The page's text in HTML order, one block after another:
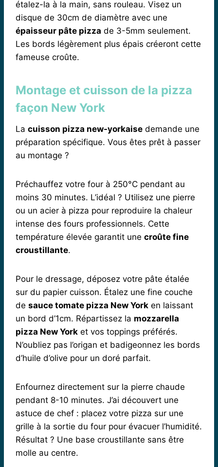
étalez-la à la main, sans rouleau. Visez un
disque de 30cm de diamètre avec une
épaisseur pâte pizza de 3-5mm seulement.
Les bords légèrement plus épais créeront cette
fameuse croûte.
Montage et cuisson de la pizza
façon New York
La cuisson pizza new-yorkaise demande une
préparation spécifique. Vous êtes prêt à passer
au montage ?
Préchauffez votre four à 250°C pendant au
moins 30 minutes. L’idéal ? Utilisez une pierre
ou un acier à pizza pour reproduire la chaleur
intense des fours professionnels. Cette
température élevée garantit une croûte fine
croustillante.
Pour le dressage, déposez votre pâte étalée
sur du papier cuisson. Étalez une fine couche
de sauce tomate pizza New York en laissant
un bord d’1cm. Répartissez la mozzarella
pizza New York et vos toppings préférés.
N’oubliez pas l’origan et badigeonnez les bords
d’huile d’olive pour un doré parfait.
Enfournez directement sur la pierre chaude
pendant 8-10 minutes. J’ai découvert une
astuce de chef : placez votre pizza sur une
grille à la sortie du four pour évacuer l’humidité.
Résultat ? Une base croustillante sans être
molle au centre.